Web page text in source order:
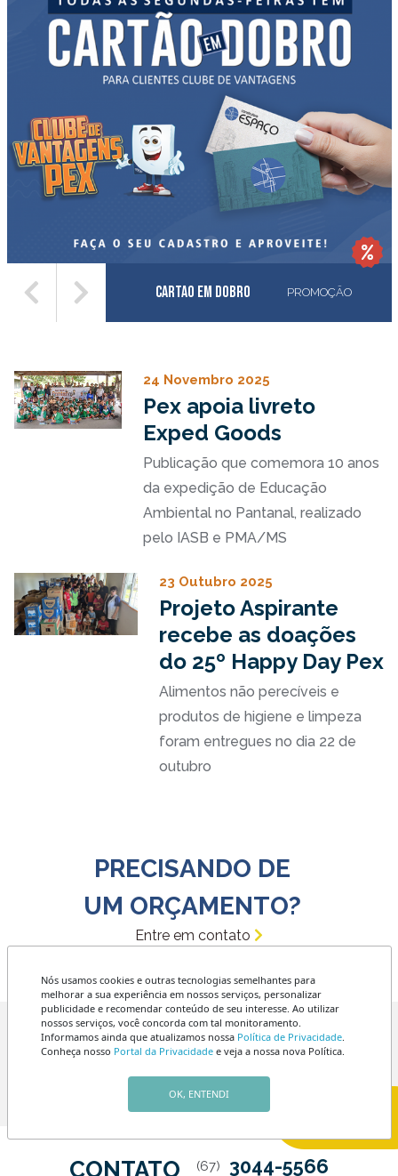
Cartao em Dobro PROMOÇÃO
24 Novembro 2025
Pex apoia livreto
Exped Goods
Publicação que comemora 10 anos
da expedição de Educação
Ambiental no Pantanal, realizado
pelo IASB e PMA/MS
23 Outubro 2025
Projeto Aspirante
recebe as doações
do 25º Happy Day Pex
Alimentos não perecíveis e
produtos de higiene e limpeza
foram entregues no dia 22 de
outubro
PRECISANDO DE
UM ORÇAMENTO?
Entre em contato
ENDEREÇO
Av. Mato Grosso, 1316
Esquina com a Rua Arthur
Jorge
CONTATO (67) 3044-5566
Nós usamos cookies e outras tecnologias semelhantes para
melhorar a sua experiência em nossos serviços, personalizar
publicidade e recomendar conteúdo de seu interesse. Ao utilizar
nossos serviços, você concorda com tal monitoramento.
Informamos ainda que atualizamos nossa Política de Privacidade.
Conheça nosso Portal da Privacidade e veja a nossa nova Política.
OK, ENTENDI